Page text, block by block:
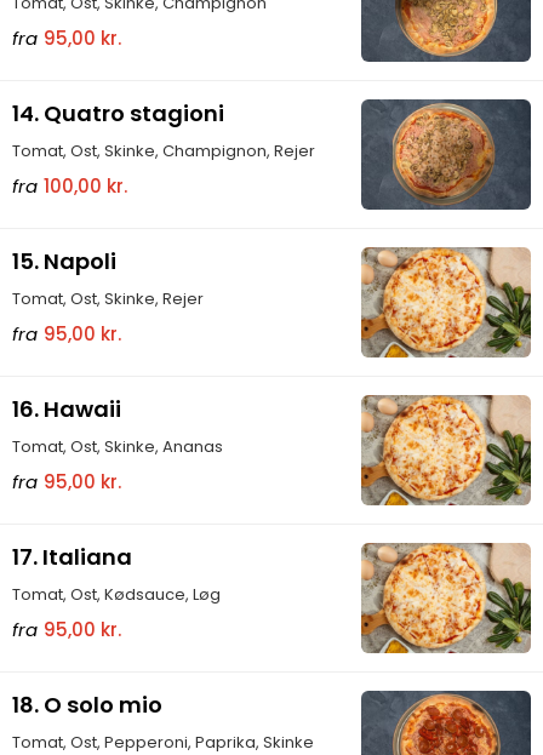
fra 95,00 kr.
14. Quatro stagioni
Tomat, Ost, Skinke, Champignon, Rejer
fra 100,00 kr.
15. Napoli
Tomat, Ost, Skinke, Rejer
fra 95,00 kr.
16. Hawaii
Tomat, Ost, Skinke, Ananas
fra 95,00 kr.
17. Italiana
Tomat, Ost, Kødsauce, Løg
fra 95,00 kr.
18. O solo mio
Tomat, Ost, Pepperoni, Paprika, Skinke